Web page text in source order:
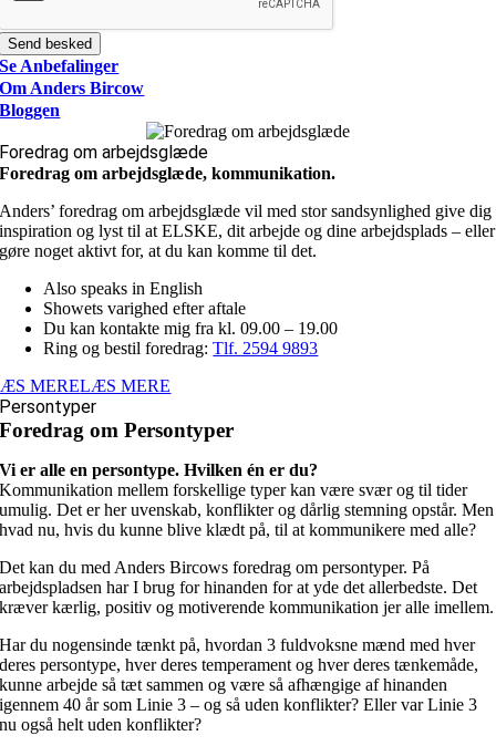
Send besked
Se Anbefalinger
Om Anders Bircow
Bloggen
Foredrag om arbejdsglæde
Foredrag om arbejdsglæde, kommunikation.
Anders’ foredrag om arbejdsglæde vil med stor sandsynlighed give dig
inspiration og lyst til at ELSKE, dit arbejde og dine arbejdsplads – eller
gøre noget aktivt for, at du kan komme til det.
Also speaks in English
Showets varighed efter aftale
Du kan kontakte mig fra kl. 09.00 – 19.00
Ring og bestil foredrag:Tlf. 2594 9893
MERELÆS MERE
Persontyper
Foredrag om Persontyper
Vi er alle en persontype. Hvilken én er du?
Kommunikation mellem forskellige typer kan være svær og til tider
umulig. Det er her uvenskab, konflikter og dårlig stemning opstår. Men
hvad nu, hvis du kunne blive klædt på, til at kommunikere med alle?
Det kan du med Anders Bircows foredrag om persontyper. På
arbejdspladsen har I brug for hinanden for at yde det allerbedste. Det
kræver kærlig, positiv og motiverende kommunikation jer alle imellem.
Har du nogensinde tænkt på, hvordan 3 fuldvoksne mænd med hver
deres persontype, hver deres temperament og hver deres tænkemåde,
kunne arbejde så tæt sammen og være så afhængige af hinanden
igennem 40 år som Linie 3 – og så uden konflikter? Eller var Linie 3
nu også helt uden konflikter?